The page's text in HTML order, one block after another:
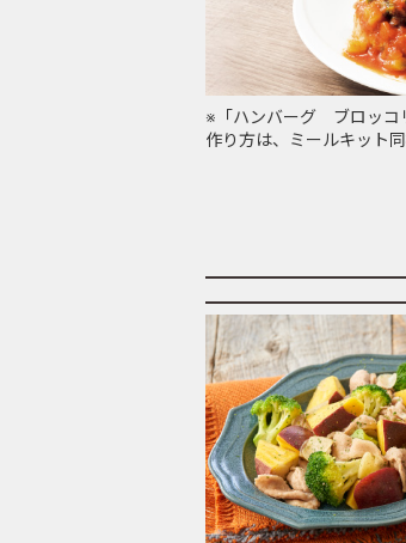
※「ハンバーグ ブロッコ
作り方は、ミールキット